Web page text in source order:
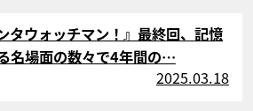
タウォッチマン！』最終回、記憶
名場面の数々で4年間の…
2025.03.18